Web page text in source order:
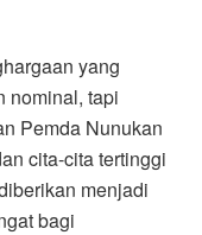
yang
nominal, tapi
Pemda Nunukan
cita-cita tertinggi
menjadi
bagi